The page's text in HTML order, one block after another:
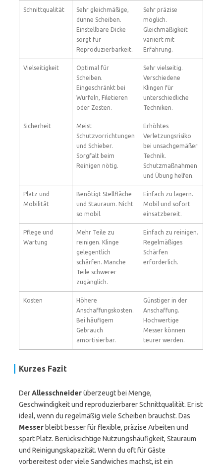
Schnittqualität
Sehr gleichmäßige,
dünne Scheiben.
Einstellbare Dicke
sorgt für
Reproduzierbarkeit.
Sehr präzise
möglich.
Gleichmäßigkeit
variiert mit
Erfahrung.
Vielseitigkeit
Optimal für
Scheiben.
Eingeschränkt bei
Würfeln, Filetieren
oder Zesten.
Sehr vielseitig.
Verschiedene
Klingen für
unterschiedliche
Techniken.
Sicherheit
Meist
Schutzvorrichtungen
und Schieber.
Sorgfalt beim
Reinigen nötig.
Erhöhtes
Verletzungsrisiko
bei unsachgemäßer
Technik.
Schutzmaßnahmen
und Übung helfen.
Platz und
Mobilität
Benötigt Stellfläche
und Stauraum. Nicht
so mobil.
Einfach zu lagern.
Mobil und sofort
einsatzbereit.
Pflege und
Wartung
Mehr Teile zu
reinigen. Klinge
gelegentlich
schärfen. Manche
Teile schwerer
zugänglich.
Einfach zu reinigen.
Regelmäßiges
Schärfen
erforderlich.
Kosten
Höhere
Anschaffungskosten.
Bei häufigem
Gebrauch
amortisierbar.
Günstiger in der
Anschaffung.
Hochwertige
Messer können
teurer werden.
Kurzes Fazit
DerAllesschneiderüberzeugt bei Menge,
Geschwindigkeit und reproduzierbarer Schnittqualität. Er ist
ideal, wenn du regelmäßig viele Scheiben brauchst. Das
Messer bleibt besser für flexible, präzise Arbeiten und
spart Platz. Berücksichtige Nutzungshäufigkeit, Stauraum
und Reinigungskapazität. Wenn du oft für Gäste
vorbereitest oder viele Sandwiches machst, ist ein